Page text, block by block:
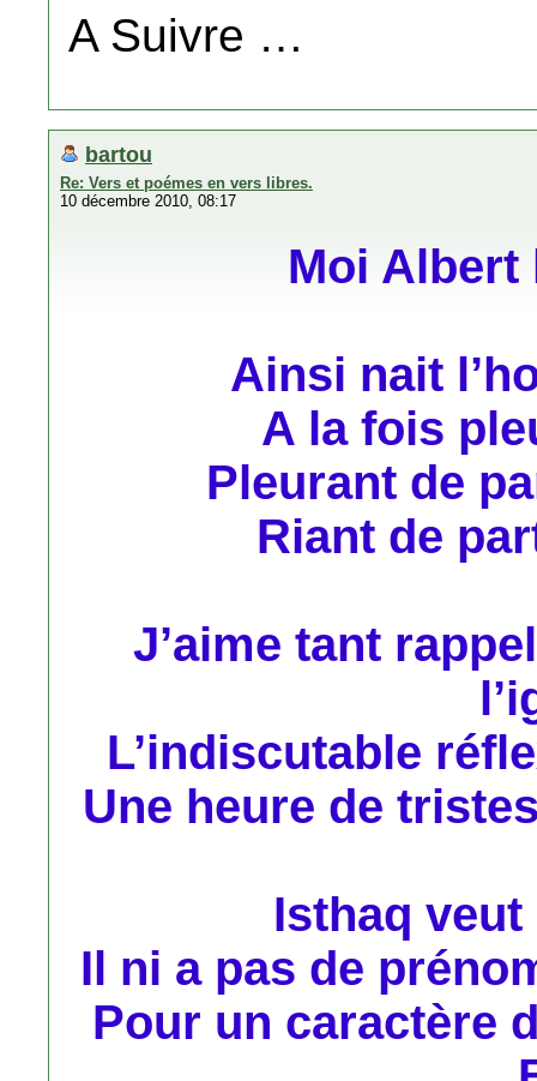
A Suivre …
bartou
Re: Vers et poémes en vers libres.
10 décembre 2010, 08:17
Moi Albert
Ainsi nait
A la fois
Pleurant de
Riant de
J’aime tant
L’indiscutable
Une heure de
Isthaq
Il ni a pas de
Pour un caractère